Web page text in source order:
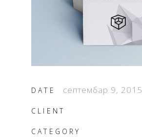
DATE септембар 9, 2015
CLIENT
CATEGORY